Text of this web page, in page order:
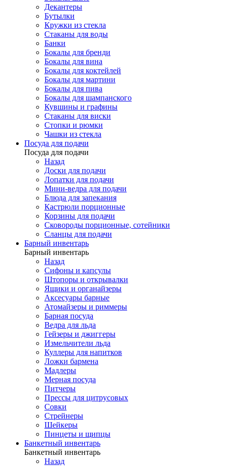
Декантеры
Бутылки
Кружки из стекла
Стаканы для воды
Банки
Бокалы для бренди
Бокалы для вина
Бокалы для коктейлей
Бокалы для мартини
Бокалы для пива
Бокалы для шампанского
Кувшины и графины
Стаканы для виски
Стопки и рюмки
Чашки из стекла
Посуда для подачи
Посуда для подачи
Назад
Доски для подачи
Лопатки для подачи
Мини-ведра для подачи
Блюда для запекания
Кастрюли порционные
Корзины для подачи
Сковороды порционные, сотейники
Сланцы для подачи
Барный инвентарь
Барный инвентарь
Назад
Сифоны и капсулы
Штопоры и открывалки
Ящики и органайзеры
Аксесуары барные
Атомайзеры и риммеры
Барная посуда
Ведра для льда
Гейзеры и джиггеры
Измельчители льда
Куллеры для напитков
Ложки бармена
Мадлеры
Мерная посуда
Питчеры
Прессы для цитрусовых
Совки
Стрейнеры
Шейкеры
Пинцеты и щипцы
Банкетный инвентарь
Банкетный инвентарь
Назад